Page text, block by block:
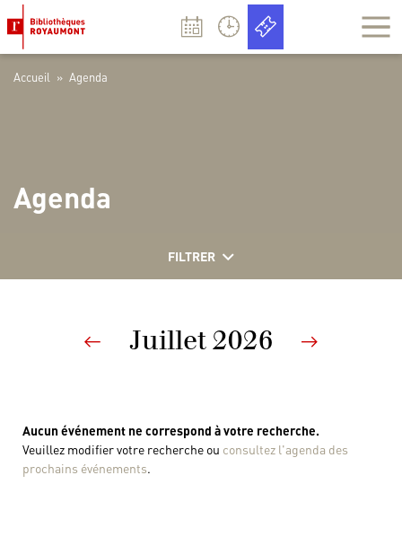
Accueil » Agenda
Agenda
FILTRER
Previous
Juillet 2026
Aucun événement ne correspond à votre recherche.
Veuillez modifier votre recherche ou consultez l'agenda des
prochains événements.
Panneau de gestion des cookies